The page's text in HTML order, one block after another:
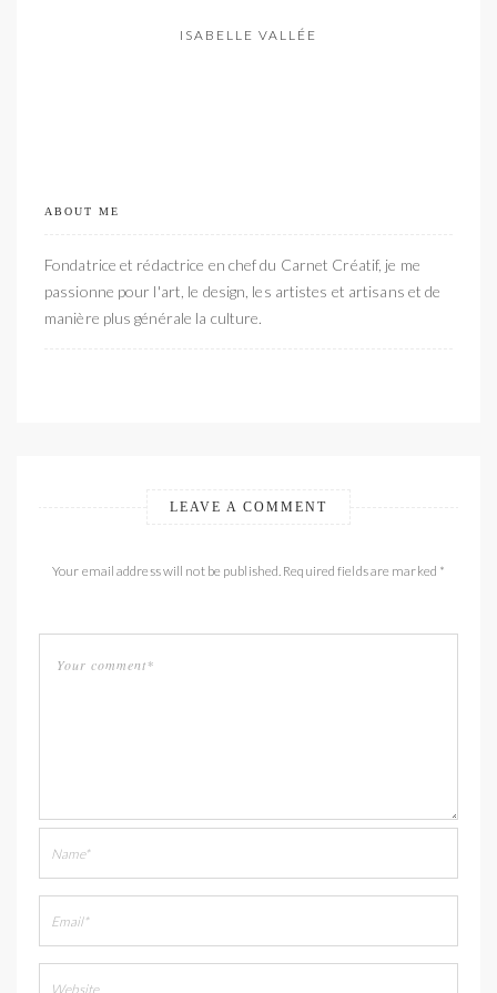
ISABELLE VALLÉE
ABOUT ME
Fondatrice et rédactrice en chef du Carnet Créatif, je me
passionne pour l'art, le design, les artistes et artisans et de
manière plus générale la culture.
LEAVE A COMMENT
Your email address will not be published. Required fields are marked *